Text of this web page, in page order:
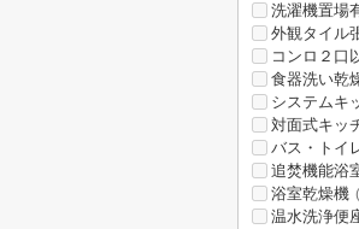
洗濯機置場
外観タイル
コンロ２口
食器洗い乾
システムキ
対面式キッ
バス・トイ
追焚機能浴
浴室乾燥機
温水洗浄便